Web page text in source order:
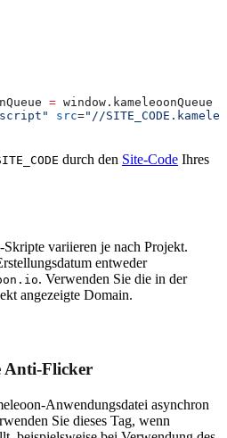
= window . kameleoonQueue
src="//
durch den Site-Code Ihres
variieren je nach Projekt.
entweder
. Verwenden Sie die in der
angezeigte Domain.
Anti-Flicker
Anwendungsdatei asynchron
Sie dieses Tag, wenn